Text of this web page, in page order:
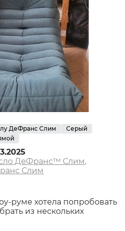
ДеФранс Слим
Серый
ДеФранс™️ Слим,
Слим
руме хотела попробовать
из нескольких